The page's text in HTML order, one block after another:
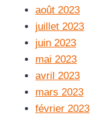
août 2023
juillet 2023
juin 2023
mai 2023
avril 2023
mars 2023
février 2023